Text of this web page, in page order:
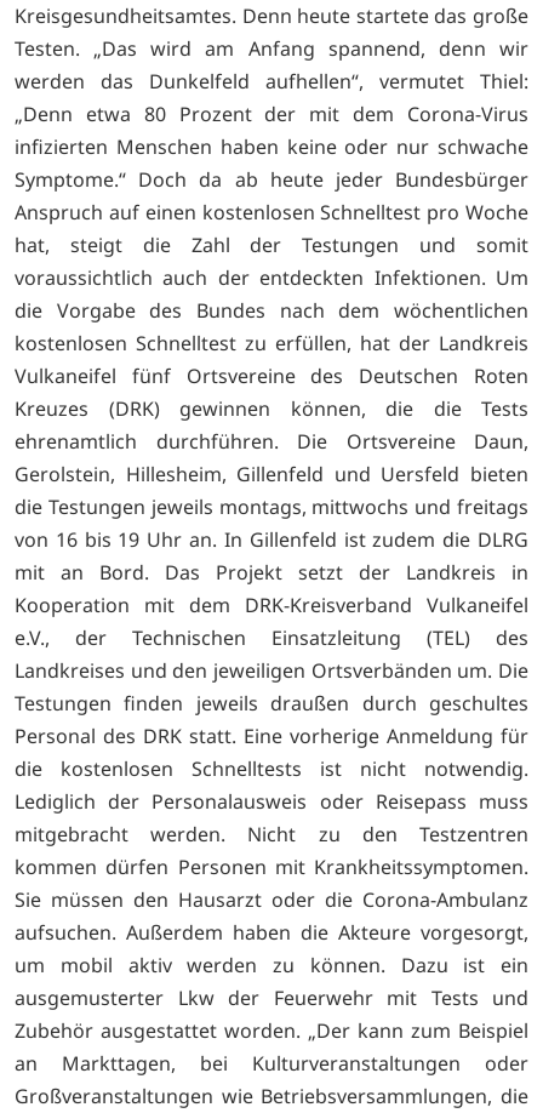
Kreisgesundheitsamtes. Denn heute startete das große
Testen. „Das wird am Anfang spannend, denn wir
werden das Dunkelfeld aufhellen“, vermutet Thiel:
„Denn etwa 80 Prozent der mit dem Corona-Virus
infizierten Menschen haben keine oder nur schwache
Symptome.“ Doch da ab heute jeder Bundesbürger
Anspruch auf einen kostenlosen Schnelltest pro Woche
hat, steigt die Zahl der Testungen und somit
voraussichtlich auch der entdeckten Infektionen. Um
die Vorgabe des Bundes nach dem wöchentlichen
kostenlosen Schnelltest zu erfüllen, hat der Landkreis
Vulkaneifel fünf Ortsvereine des Deutschen Roten
Kreuzes (DRK) gewinnen können, die die Tests
ehrenamtlich durchführen. Die Ortsvereine Daun,
Gerolstein, Hillesheim, Gillenfeld und Uersfeld bieten
die Testungen jeweils montags, mittwochs und freitags
von 16 bis 19 Uhr an. In Gillenfeld ist zudem die DLRG
mit an Bord. Das Projekt setzt der Landkreis in
Kooperation mit dem DRK-Kreisverband Vulkaneifel
e.V., der Technischen Einsatzleitung (TEL) des
Landkreises und den jeweiligen Ortsverbänden um. Die
Testungen finden jeweils draußen durch geschultes
Personal des DRK statt. Eine vorherige Anmeldung für
die kostenlosen Schnelltests ist nicht notwendig.
Lediglich der Personalausweis oder Reisepass muss
mitgebracht werden. Nicht zu den Testzentren
kommen dürfen Personen mit Krankheitssymptomen.
Sie müssen den Hausarzt oder die Corona-Ambulanz
aufsuchen. Außerdem haben die Akteure vorgesorgt,
um mobil aktiv werden zu können. Dazu ist ein
ausgemusterter Lkw der Feuerwehr mit Tests und
Zubehör ausgestattet worden. „Der kann zum Beispiel
an Markttagen, bei Kulturveranstaltungen oder
Großveranstaltungen wie Betriebsversammlungen, die